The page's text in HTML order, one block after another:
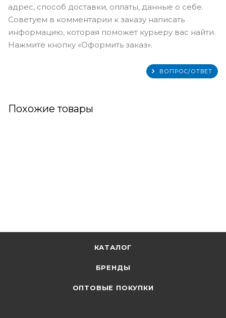
адрес, способ доставки, оплаты, данные о себе.
Советуем в комментарии к заказу написать
информацию, которая поможет курьеру вас найти.
Нажмите кнопку «Оформить заказ».
ВОПРОС/ОТВЕТ
Похожие товары
КАТАЛОГ
БРЕНДЫ
ОПТОВЫЕ ПОКУПКИ